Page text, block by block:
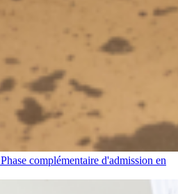
Phase complémentaire d'admission en